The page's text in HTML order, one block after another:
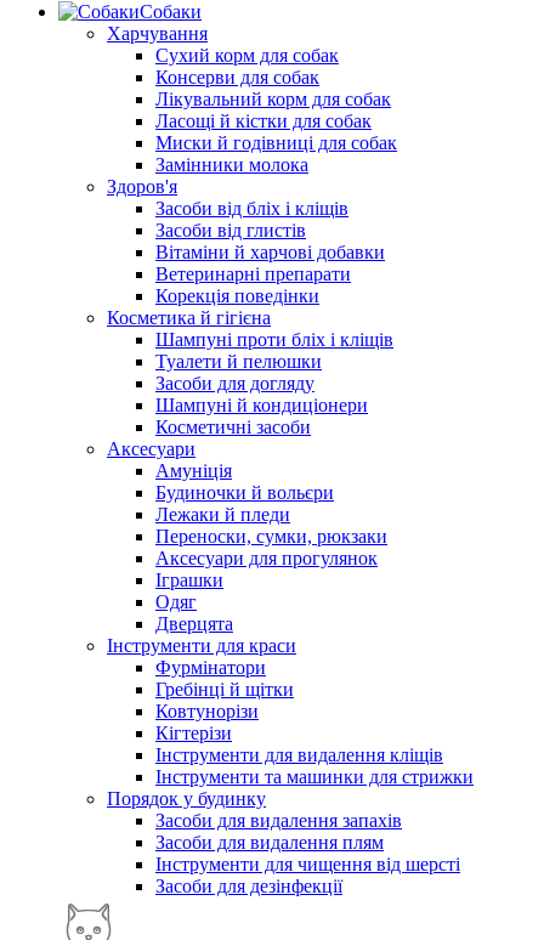
Собаки
Харчування
Сухий корм для собак
Консерви для собак
Лікувальний корм для собак
Ласощі й кістки для собак
Миски й годівниці для собак
Замінники молока
Здоров'я
Засоби від бліх і кліщів
Засоби від глистів
Вітаміни й харчові добавки
Ветеринарні препарати
Корекція поведінки
Косметика й гігієна
Шампуні проти бліх і кліщів
Туалети й пелюшки
Засоби для догляду
Шампуні й кондиціонери
Косметичні засоби
Аксесуари
Амуніція
Будиночки й вольєри
Лежаки й пледи
Переноски, сумки, рюкзаки
Аксесуари для прогулянок
Іграшки
Одяг
Дверцята
Інструменти для краси
Фурмінатори
Гребінці й щітки
Ковтунорізи
Кігтерізи
Інструменти для видалення кліщів
Інструменти та машинки для стрижки
Порядок у будинку
Засоби для видалення запахів
Засоби для видалення плям
Інструменти для чищення від шерсті
Засоби для дезінфекції